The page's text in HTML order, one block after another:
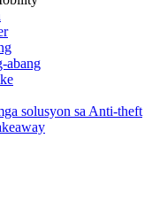
abang
solusyon sa Anti-theft